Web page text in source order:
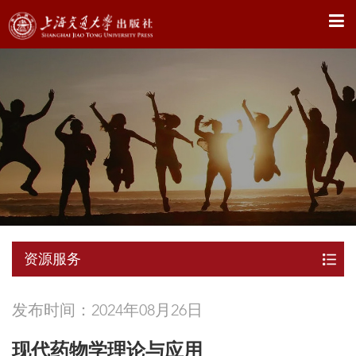
X
资源服务
发布时间：2024年08月26日
现代药物学理论与应用